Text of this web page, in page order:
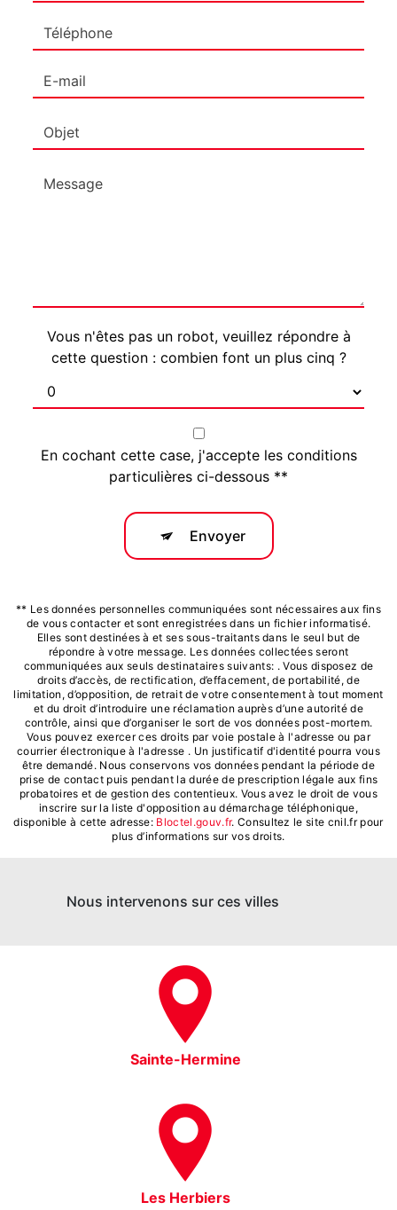
Vous n'êtes pas un robot, veuillez répondre à
cette question : combien font un plus cinq ?
En cochant cette case, j'accepte les conditions
particulières ci-dessous **
Envoyer
** Les données personnelles communiquées sont nécessaires aux fins
de vous contacter et sont enregistrées dans un fichier informatisé.
Elles sont destinées à et ses sous-traitants dans le seul but de
répondre à votre message. Les données collectées seront
communiquées aux seuls destinataires suivants: . Vous disposez de
droits d’accès, de rectification, d’effacement, de portabilité, de
limitation, d’opposition, de retrait de votre consentement à tout moment
et du droit d’introduire une réclamation auprès d’une autorité de
contrôle, ainsi que d’organiser le sort de vos données post-mortem.
Vous pouvez exercer ces droits par voie postale à l'adresse ou par
courrier électronique à l'adresse . Un justificatif d'identité pourra vous
être demandé. Nous conservons vos données pendant la période de
prise de contact puis pendant la durée de prescription légale aux fins
probatoires et de gestion des contentieux. Vous avez le droit de vous
inscrire sur la liste d'opposition au démarchage téléphonique,
disponible à cette adresse: Bloctel.gouv.fr. Consultez le site cnil.fr pour
plus d’informations sur vos droits.
Nous intervenons sur ces villes
Sainte-Hermine
Les Herbiers